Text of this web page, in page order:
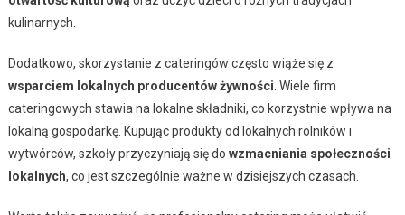
kulinarnych.
Dodatkowo, skorzystanie z cateringów często wiąże się z
wsparciem lokalnych producentów żywności . Wiele firm
cateringowych stawia na lokalne składniki, co korzystnie wpływa na
lokalną gospodarkę. Kupując produkty od lokalnych rolników i
wytwórców, szkoły przyczyniają się do wzmacniania społeczności
lokalnych, co jest szczególnie ważne w dzisiejszych czasach.